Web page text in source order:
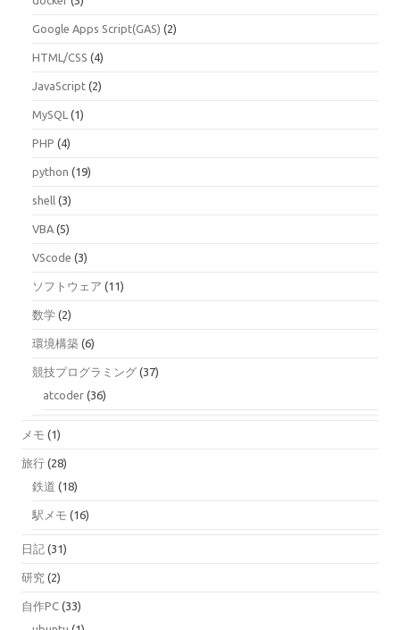
Google Apps Script(GAS) (2)
HTML/CSS (4)
JavaScript (2)
MySQL (1)
PHP (4)
python (19)
shell (3)
VBA (5)
VScode (3)
ソフトウェア (11)
数学 (2)
環境構築 (6)
競技プログラミング (37)
atcoder (36)
メモ (1)
旅行 (28)
鉄道 (18)
駅メモ (16)
日記 (31)
研究 (2)
自作PC (33)